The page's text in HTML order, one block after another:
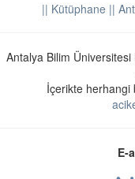
|| Kütüphane ||
Antalya Bilim
İçerikte herhangi
E-